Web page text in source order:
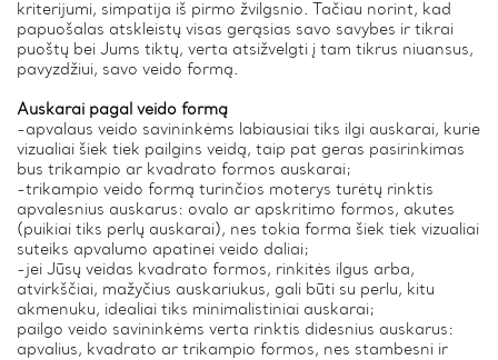
kriterijumi, simpatija iš pirmo žvilgsnio. Tačiau norint, kad
papuošalas atskleistų visas gerąsias savo savybes ir tikrai
puoštų bei Jums tiktų, verta atsižvelgti į tam tikrus niuansus,
pavyzdžiui, savo veido formą.
Auskarai pagal veido formą
-apvalaus veido savininkėms labiausiai tiks ilgi auskarai, kurie
vizualiai šiek tiek pailgins veidą, taip pat geras pasirinkimas
bus trikampio ar kvadrato formos auskarai;
-trikampio veido formą turinčios moterys turėtų rinktis
apvalesnius auskarus: ovalo ar apskritimo formos, akutes
(puikiai tiks perlų auskarai), nes tokia forma šiek tiek vizualiai
suteiks apvalumo apatinei veido daliai;
-jei Jūsų veidas kvadrato formos, rinkitės ilgus arba,
atvirkščiai, mažyčius auskariukus, gali būti su perlu, kitu
akmenuku, idealiai tiks minimalistiniai auskarai;
pailgo veido savininkėms verta rinktis didesnius auskarus:
apvalius, kvadrato ar trikampio formos, nes stambesni ir